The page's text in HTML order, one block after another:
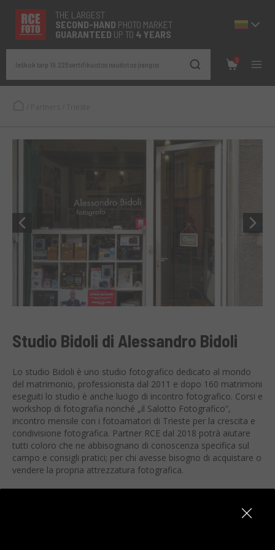
THE LARGEST
SECOND-HAND PHOTO MARKET
GUARANTEED UP TO 4 YEARS
Ieškok tarp 19.225 sertifikuotos naudotos įrangos
0
Studio Bidoli di Alessandro Bidoli
Lo studio Bidoli è uno studio fotografico dedicato al mondo
del matrimonio, professionista dal 2011 e dopo 160 matrimoni
eseguiti lo studio è anche luogo di incontro fotografico. Corsi e
workshop di fotografia nonché „il Salotto Fotografico”,
incontro mensile con i fotoamatori di Trieste per la crescita e
condivisione fotografica. Partner RCE dal 2018 potrà aiutare
tutti coloro che ne abbisognano di conoscenza specifica sul
campo e consigli pratici; per chi avesse bisogno di acquistare o
vendere la propria attrezzatura fotografica.